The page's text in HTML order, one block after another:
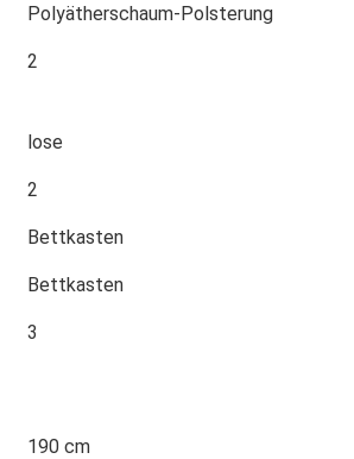
Polyätherschaum-Polsterung
2
lose
2
Bettkasten
Bettkasten
3
190 cm